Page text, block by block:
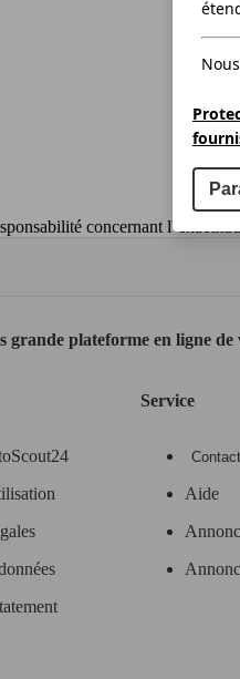
concernant
grande plateforme en ligne
Service
Contact
Aide